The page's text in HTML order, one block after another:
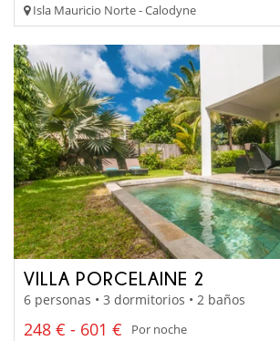
Isla Mauricio Norte - Calodyne
VILLA PORCELAINE 2
6 personas • 3 dormitorios • 2 baños
248 € - 601 €
Por noche